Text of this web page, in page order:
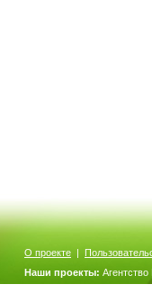
О проекте |
Наши проекты: